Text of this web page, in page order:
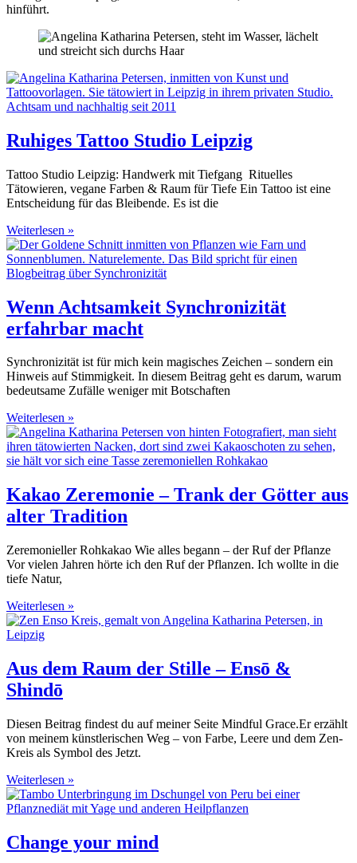
hinführt.
Ruhiges Tattoo Studio Leipzig
Tattoo Studio Leipzig: Handwerk mit Tiefgang Rituelles
Tätowieren, vegane Farben & Raum für Tiefe Ein Tattoo ist eine
Entscheidung für das Bleibende. Es ist die
Weiterlesen »
Wenn Achtsamkeit Synchronizität
erfahrbar macht
Synchronizität ist für mich kein magisches Zeichen – sondern ein
Hinweis auf Stimmigkeit. In diesem Beitrag geht es darum, warum
bedeutsame Zufälle weniger mit Botschaften
Weiterlesen »
Kakao Zeremonie – Trank der Götter aus
alter Tradition
Zeremonieller Rohkakao Wie alles begann – der Ruf der Pflanze
Vor vielen Jahren hörte ich den Ruf der Pflanzen. Ich wollte in die
tiefe Natur,
Weiterlesen »
Aus dem Raum der Stille – Ensō &
Shindō
Diesen Beitrag findest du auf meiner Seite Mindful Grace.Er erzählt
von meinem künstlerischen Weg – von Farbe, Leere und dem Zen-
Kreis als Symbol des Jetzt.
Weiterlesen »
Change your mind